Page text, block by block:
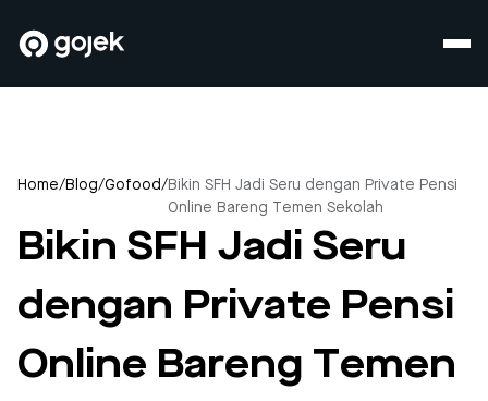
Home/Blog/Gofood/Bikin SFH Jadi Seru dengan Private Pensi
Online Bareng Temen Sekolah
Bikin SFH Jadi Seru
dengan Private Pensi
Online Bareng Temen